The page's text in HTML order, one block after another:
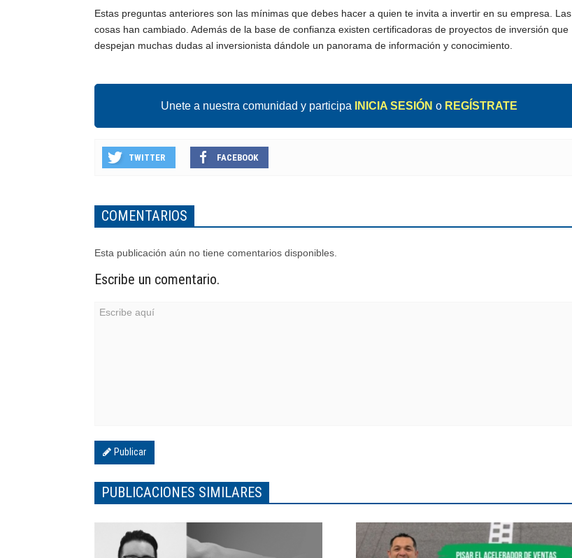
Estas preguntas anteriores son las mínimas que debes hacer a quien te invita a invertir en su empresa. Las
cosas han cambiado. Además de la base de confianza existen certificadoras de proyectos de inversión que
despejan muchas dudas al inversionista dándole un panorama de información y conocimiento.
Unete a nuestra comunidad y participa INICIA SESIÓN o REGÍSTRATE
TWITTER FACEBOOK
COMENTARIOS
Esta publicación aún no tiene comentarios disponibles.
Escribe un comentario.
Publicar
PUBLICACIONES SIMILARES